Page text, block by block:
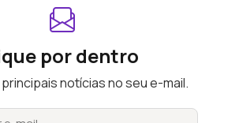
por dentro
notícias no seu e-mail.